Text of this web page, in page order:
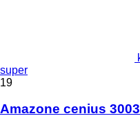
super
19
Amazone cenius